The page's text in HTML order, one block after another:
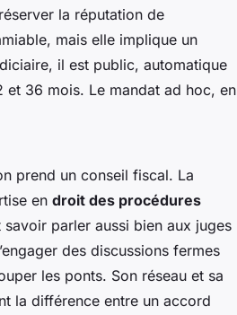
la réputation de
mais elle implique un
il est public, automatique
et 36 mois. Le mandat ad hoc, en
prend un conseil fiscal. La
en droit des procédures
parler aussi bien aux juges
des discussions fermes
les ponts. Son réseau et sa
la différence entre un accord